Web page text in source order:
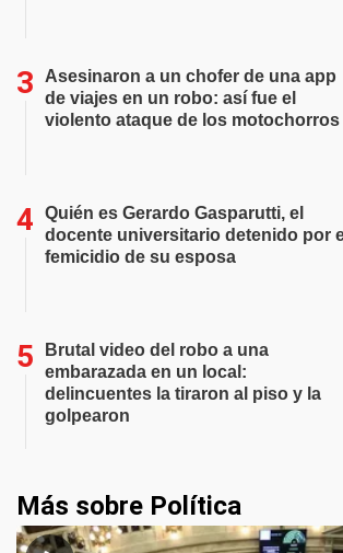
Asesinaron a un chofer de una app
de viajes en un robo: así fue el
violento ataque de los motochorros
Quién es Gerardo Gasparutti, el
docente universitario detenido por
femicidio de su esposa
Brutal video del robo a una
embarazada en un local:
delincuentes la tiraron al piso y la
golpearon
Más sobre Política